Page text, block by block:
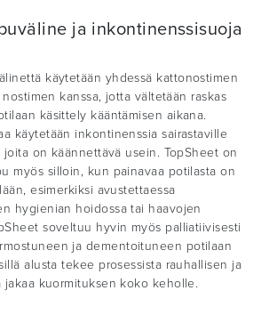
ja inkontinenssisuoja
käytetään yhdessä kattonostimen
kanssa, jotta vältetään raskas
käsittely kääntämisen aikana.
käytetään inkontinenssia sairastaville
on käännettävä usein. TopSheet on
myös silloin, kun painavaa potilasta on
esimerkiksi avustettaessa
hygienian hoidossa tai haavojen
soveltuu hyvin myös palliatiivisesti
ja dementoituneen potilaan
alusta tekee prosessista rauhallisen ja
jakaa kuormituksen koko keholle.